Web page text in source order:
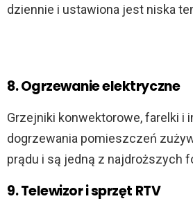
dziennie i ustawiona jest niska
8. Ogrzewanie elektryczne
Grzejniki konwektorowe, farelki i
dogrzewania pomieszczeń
prądu i są jedną z najdroższych
9. Telewizor i sprzęt RTV